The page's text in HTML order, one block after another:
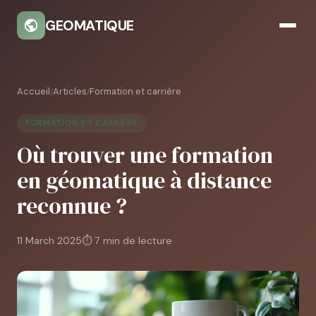
GEOMATIQUE
Accueil/Articles/Formation et carrière
FORMATION ET CARRIÈRE
Où trouver une formation
en géomatique à distance
reconnue ?
11 March 2025⏱ 7 min de lecture